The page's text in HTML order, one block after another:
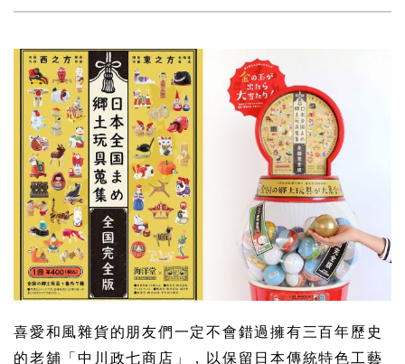
喜愛和風雜貨的朋友們一定不會錯過擁有三百年歷史
的老舖「中川政七商店」，以保留日本傳統特色工藝